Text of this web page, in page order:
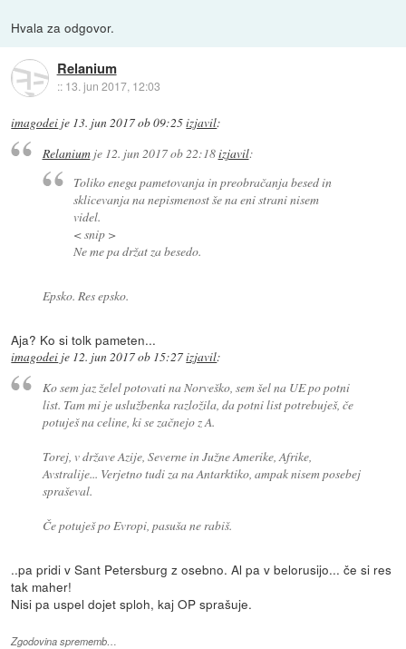
Hvala za odgovor.
Relanium
:: 13. jun 2017, 12:03
imagodei je 13. jun 2017 ob 09:25izjavil:
Relaniumje 12. jun 2017 ob 22:18izjavil:
Toliko enega pametovanja in preobračanja besed in
sklicevanja na nepismenost še na eni strani nisem
videl.
< snip >
Ne me pa držat za besedo.
Epsko. Res epsko.
Aja? Ko si tolk pameten...
imagodei je 12. jun 2017 ob 15:27izjavil:
Ko sem jaz želel potovati na Norveško, sem šel na UE po potni
list. Tam mi je uslužbenka razložila, da potni list potrebuješ, če
potuješ na celine, ki se začnejo z A.
Torej, v države Azije, Severne in Južne Amerike, Afrike,
Avstralije... Verjetno tudi za na Antarktiko, ampak nisem posebej
spraševal.
Če potuješ po Evropi, pasuša ne rabiš.
..pa pridi v Sant Petersburg z osebno. Al pa v belorusijo... če si res
tak maher!
Nisi pa uspel dojet sploh, kaj OP sprašuje.
Zgodovina sprememb…